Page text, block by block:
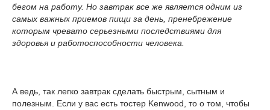
бегом на работу. Но завтрак все же является одним из
самых важных приемов пищи за день, пренебрежение
которым чревато серьезными последствиями для
здоровья и работоспособности человека.
А ведь, так легко завтрак сделать быстрым, сытным и
полезным. Если у вас есть тостер Kenwood, то о том, чтобы